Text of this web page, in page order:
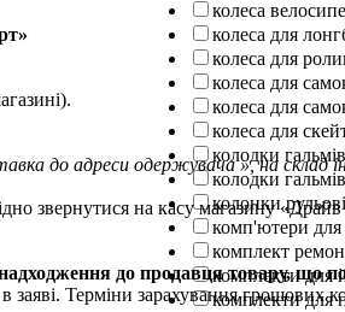
колеса
колеса для
колеса для
колеса для
колеса для
колеса для
колодки
колодки
колонки
комп'ютери для
комплект
комплекти для
комплекти для
до адреси одержувача », на
звернутися на касу магазину
до продавця товару, що
заяві. Терміни зарахування грошових